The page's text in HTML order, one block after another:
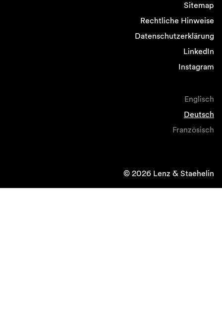
Sitemap
Rechtliche Hinweise
Datenschutzerklärung
LinkedIn
Instagram
Englisch
Deutsch
Französisch
© 2026 Lenz & Staehelin